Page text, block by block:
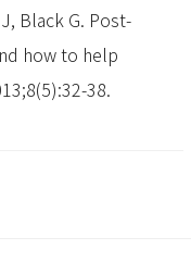
Black G. Post-
how to help
38.